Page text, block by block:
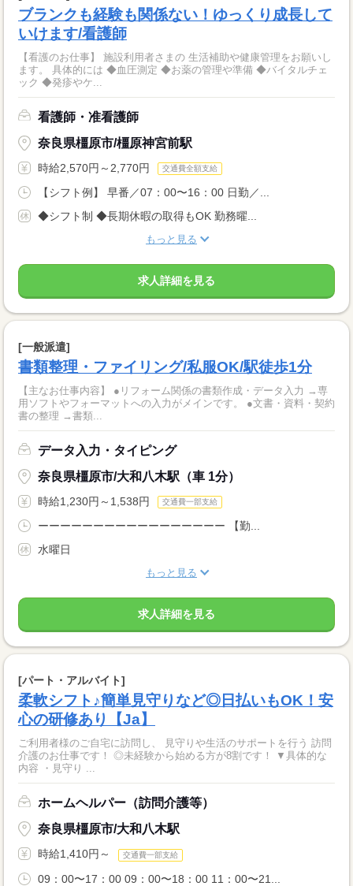
ブランクも経験も関係ない！ゆっくり成長して
いけます/看護師
【看護のお仕事】 施設利用者さまの 生活補助や健康管理をお願いし
ます。 具体的には ◆血圧測定 ◆お薬の管理や準備 ◆バイタルチェ
ック ◆発疹やケ...
看護師・准看護師
奈良県橿原市/橿原神宮前駅
時給2,570円～2,770円 交通費全額支給
【シフト例】 早番／07：00〜16：00 日勤／...
◆シフト制 ◆長期休暇の取得もOK 勤務曜...
もっと見る
求人詳細を見る
[一般派遣]
書類整理・ファイリング/私服OK/駅徒歩1分
【主なお仕事内容】 ●リフォーム関係の書類作成・データ入力 →専
用ソフトやフォーマットへの入力がメインです。 ●文書・資料・契約
書の整理 →書類...
データ入力・タイピング
奈良県橿原市/大和八木駅（車 1分）
時給1,230円～1,538円 交通費一部支給
ーーーーーーーーーーーーーーーーー 【勤...
水曜日
もっと見る
求人詳細を見る
[パート・アルバイト]
柔軟シフト♪簡単見守りなど◎日払いもOK！安
心の研修あり【Ja】
ご利用者様のご自宅に訪問し、 見守りや生活のサポートを行う 訪問
介護のお仕事です！ ◎未経験から始める方が8割です！ ▼具体的な
内容 ・見守り ...
ホームヘルパー（訪問介護等）
奈良県橿原市/大和八木駅
時給1,410円～ 交通費一部支給
09：00〜17：00 09：00〜18：00 11：00〜21...